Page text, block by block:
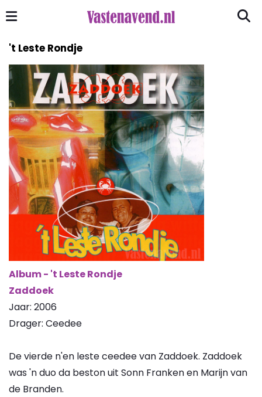
't Leste Rondje
Album - 't Leste Rondje
Zaddoek
Jaar: 2006
Drager: Ceedee
De vierde n'en leste ceedee van Zaddoek. Zaddoek
was 'n duo da beston uit Sonn Franken en Marijn van
de Branden.